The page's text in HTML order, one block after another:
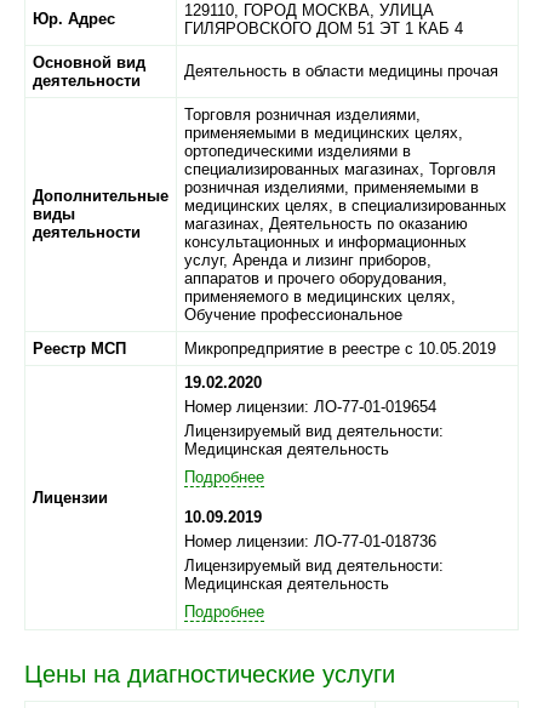
Юр. Адрес 129110, ГОРОД МОСКВА, УЛИЦА
ГИЛЯРОВСКОГО ДОМ 51 ЭТ 1 КАБ 4
Основной вид
деятельности
Деятельность в области медицины прочая
Дополнительные
виды
деятельности
Торговля розничная изделиями,
применяемыми в медицинских целях,
ортопедическими изделиями в
специализированных магазинах, Торговля
розничная изделиями, применяемыми в
медицинских целях, в специализированных
магазинах, Деятельность по оказанию
консультационных и информационных
услуг, Аренда и лизинг приборов,
аппаратов и прочего оборудования,
применяемого в медицинских целях,
Обучение профессиональное
Реестр МСП
Микропредприятие в реестре с 10.05.2019
Лицензии
19.02.2020
Номер лицензии: ЛО-77-01-019654
Лицензируемый вид деятельности:
Медицинская деятельность
Подробнее
10.09.2019
Номер лицензии: ЛО-77-01-018736
Лицензируемый вид деятельности:
Медицинская деятельность
Подробнее
Цены на диагностические услуги